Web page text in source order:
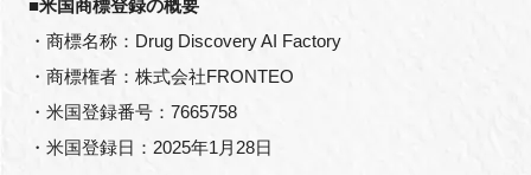
■米国商標登録の概要
・商標名称：Drug Discovery AI Factory
・商標権者：株式会社FRONTEO
・米国登録番号：7665758
・米国登録日：2025年1月28日